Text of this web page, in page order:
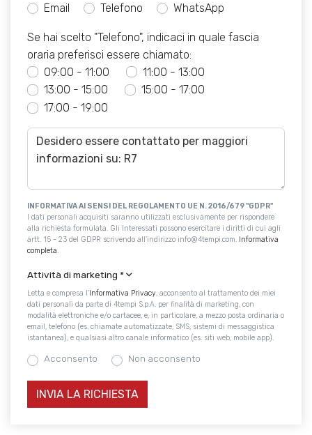
Email
Telefono WhatsApp
Se hai scelto "Telefono", indicaci in quale fascia
oraria preferisci essere chiamato:
09:00 - 11:00
11:00 - 13:00
13:00 - 15:00
15:00 - 17:00
17:00 - 19:00
INFORMATIVA AI SENSI DEL REGOLAMENTO UE N. 2016/679 "GDPR"
I dati personali acquisiti saranno utilizzati esclusivamente per rispondere
alla richiesta formulata. Gli Interessati possono esercitare i diritti di cui agli
artt. 15 - 23 del GDPR scrivendo all'indirizzo info@4tempi.com. Informativa
completa.
Attività di marketing *
Letta e compresa l' Informativa Privacy, acconsento al trattamento dei miei
dati personali da parte di 4tempi S.p.A. per finalità di marketing, con
modalità elettroniche e/o cartacee, e, in particolare, a mezzo posta ordinaria o
email, telefono (es. chiamate automatizzate, SMS, sistemi di messaggistica
istantanea), e qualsiasi altro canale informatico (es. siti web, mobile app).
Acconsento Non acconsento